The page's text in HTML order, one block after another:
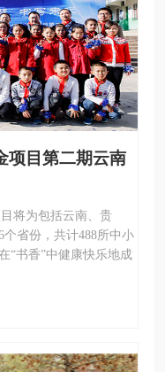
项目第二期云南
将为包括云南、贵
省份，共计488所中小
“书香”中健康快乐地成